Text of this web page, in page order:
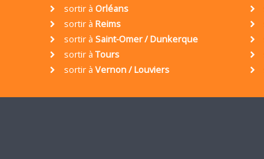
sortir à Orléans
sortir à Reims
sortir à Saint-Omer / Dunkerque
sortir à Tours
sortir à Vernon / Louviers